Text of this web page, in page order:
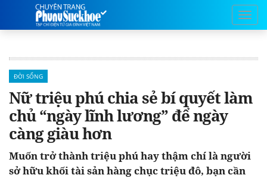
ĐỜI SỐNG
Nữ triệu phú chia sẻ bí quyết làm
chủ “ngày lĩnh lương” để ngày
càng giàu hơn
Muốn trở thành triệu phú hay thậm chí là người
sở hữu khối tài sản hàng chục triệu đô, bạn cần